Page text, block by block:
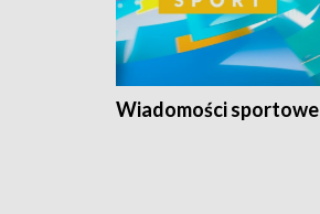
Wiadomości sportowe